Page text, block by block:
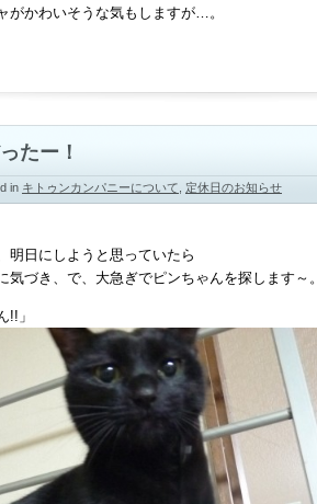
がかわいそうな気もしますが…。
たー！
in キトゥンカンパニーについて 定休日のお知らせ
明日にしようと思っていたら
気づき、で、大急ぎでピンちゃんを探します～。
!!」